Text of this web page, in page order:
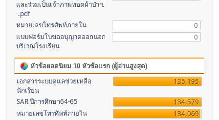
และร่วมเป็นเจ้าภาพทอดผ้าป่าฯ.
-.pdf
หมายเลขโทรศัพท์ภายใน
0
แบบฟอร์มใบขออนุญาตออกนอก
บริเวณโรงเรียน
0
หัวข้อยอดนิยม 10 หัวข้อแรก (ผู้อ่านสูงสุด)
เอกสารระบบดูแลช่วยเหลือ
นักเรียน
135,195
SAR ปีการศึกษา64-65
134,579
หมายเลขโทรศัพท์ภายใน
134,069